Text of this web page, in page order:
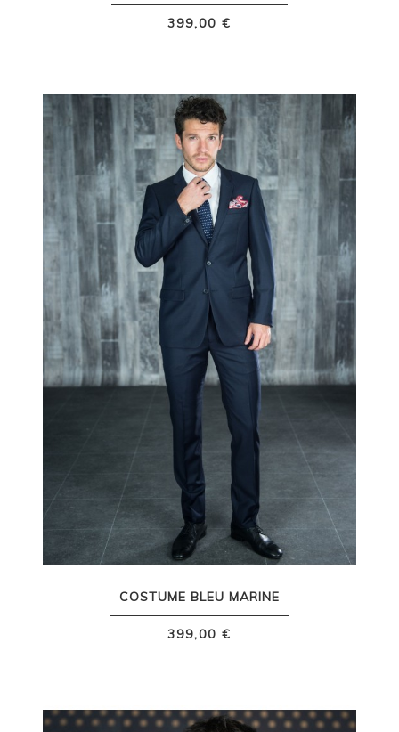
399,00 €
COSTUME BLEU MARINE
399,00 €